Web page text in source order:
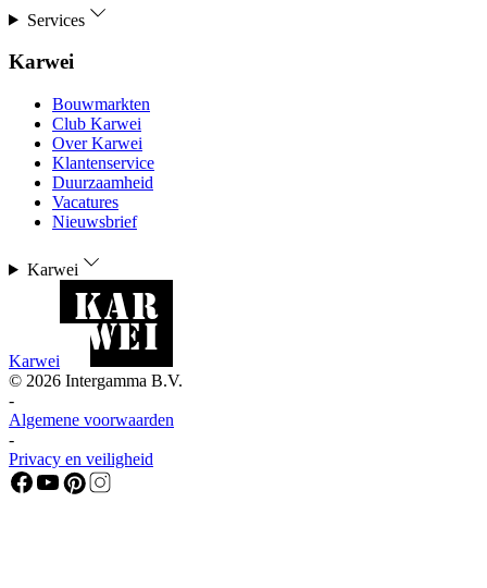
Services
Karwei
Bouwmarkten
Club Karwei
Over Karwei
Klantenservice
Duurzaamheid
Vacatures
Nieuwsbrief
Karwei
Karwei
© 2026 Intergamma B.V.
-
Algemene voorwaarden
-
Privacy en veiligheid